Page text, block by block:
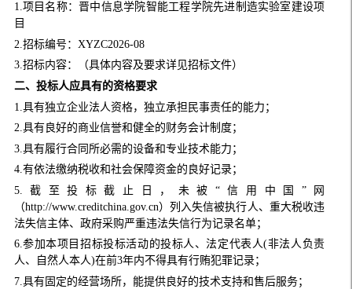
1.项目名称：晋中信息学院智能工程学院先进制造实验室建设项
目
2.招标编号：XYZC2026-08
3.招标内容：（具体内容及要求详见招标文件）
二、 投标人应具有的资格要求
1.具有独立企业法人资格，独立承担民事责任的能力；
2.具有良好的商业信誉和健全的财务会计制度；
3.具有履行合同所必需的设备和专业技术能力；
4.有依法缴纳税收和社会保障资金的良好记录；
5.截至投标截止日，未被“信用中国”网
（http://www.creditchina.gov.cn）列入失信被执行人、重大税收违
法失信主体、政府采购严重违法失信行为记录名单；
6.参加本项目招标投标活动的投标人、法定代表人(非法人负责
人、自然人本人)在前3年内不得具有行贿犯罪记录；
7.具有固定的经营场所，能提供良好的技术支持和售后服务；